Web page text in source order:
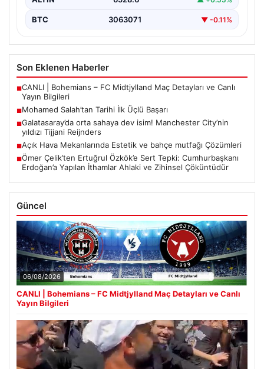
BTC 3063071 ▼ -0.11%
Son Eklenen Haberler
■CANLI | Bohemians – FC Midtjylland Maç Detayları ve Canlı
Yayın Bilgileri
■Mohamed Salah’tan Tarihi İlk Üçlü Başarı
■Galatasaray’da orta sahaya dev isim! Manchester City’nin
yıldızı Tijjani Reijnders
■Açık Hava Mekanlarında Estetik ve bahçe mutfağı Çözümleri
■Ömer Çelik’ten Ertuğrul Özkök’e Sert Tepki: Cumhurbaşkanı
Erdoğan’a Yapılan İthamlar Ahlaki ve Zihinsel Çöküntüdür
Güncel
06/08/2026
CANLI | Bohemians – FC Midtjylland Maç Detayları ve Canlı
Yayın Bilgileri